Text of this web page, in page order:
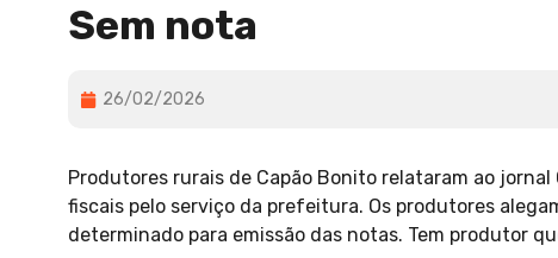
Sem nota
26/02/2026
Produtores rurais de Capão Bonito relataram ao
fiscais pelo serviço da prefeitura. Os produtores
determinado para emissão das notas. Tem produtor